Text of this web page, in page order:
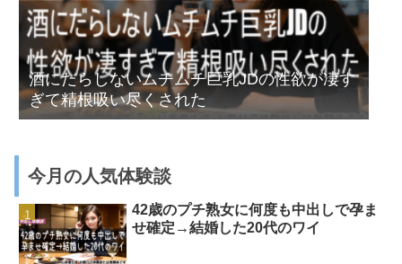
酒にだらしないムチムチ巨乳JDの性欲が凄す
ぎて精根吸い尽くされた
今月の人気体験談
42歳のプチ熟女に何度も中出しで孕ま
せ確定→結婚した20代のワイ